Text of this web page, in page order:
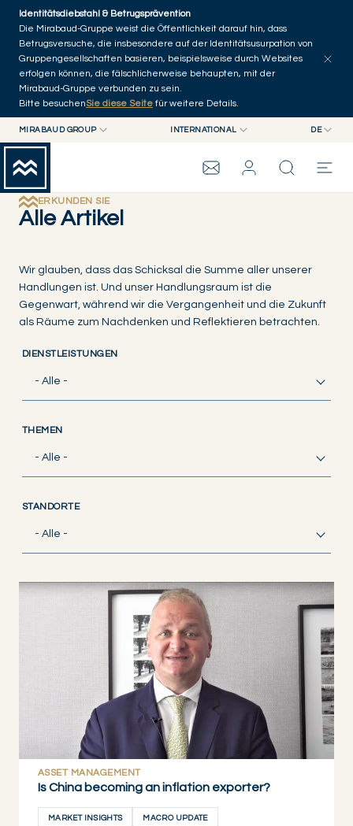
Skip to main content
Identitätsdiebstahl & Betrugsprävention
Die Mirabaud-Gruppe weist die Öffentlichkeit darauf hin, dass
Betrugsversuche, die insbesondere auf der Identitätsusurpation von
Gruppengesellschaften basieren, beispielsweise durch Websites
erfolgen können, die fälschlicherweise behaupten, mit der
Mirabaud-Gruppe verbunden zu sein.
Bitte besuchenSie diese Seite für weitere Details.
MIRABAUD GROUP
MIRABAUD ASSET MANAGEMENT
MIRABAUD INVESTMENTS
INTERNATIONAL
SCHWEIZ
DE
FR
MIRABAUD-GRUPPE
SERVICES
Startseite
ERKUNDEN SIE
Alle Artikel
Wir glauben, dass das Schicksal die Summe aller unserer
Handlungen ist. Und unser Handlungsraum ist die
Gegenwart, während wir die Vergangenheit und die Zukunft
als Räume zum Nachdenken und Reflektieren betrachten.
DIENSTLEISTUNGEN
- Alle -
THEMEN
- Alle -
STANDORTE
- Alle -
ASSET MANAGEMENT
Is China becoming an inflation exporter?
MARKET INSIGHTS MACRO UPDATE